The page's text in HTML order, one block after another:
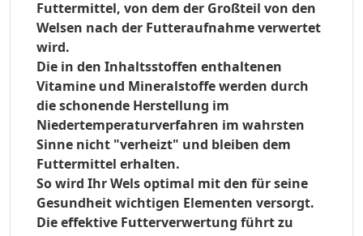
Futtermittel, von dem der Großteil von den
Welsen nach der Futteraufnahme verwertet
wird.
Die in den Inhaltsstoffen enthaltenen
Vitamine und Mineralstoffe werden durch
die schonende Herstellung im
Niedertemperaturverfahren im wahrsten
Sinne nicht "verheizt" und bleiben dem
Futtermittel erhalten.
So wird Ihr Wels optimal mit den für seine
Gesundheit wichtigen Elementen versorgt.
Die effektive Futterverwertung führt zu